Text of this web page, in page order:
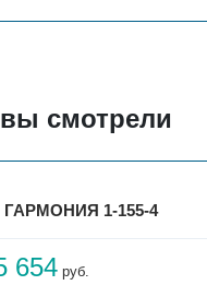
смотрели
ГАРМОНИЯ 1-155-4
654 руб.